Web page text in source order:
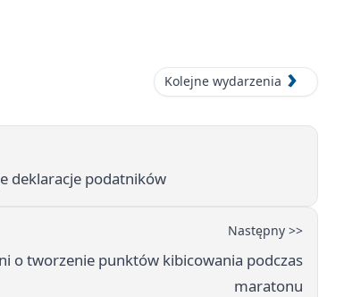
Kolejne wydarzenia
deklaracje podatników
Następny >>
o tworzenie punktów kibicowania podczas
maratonu